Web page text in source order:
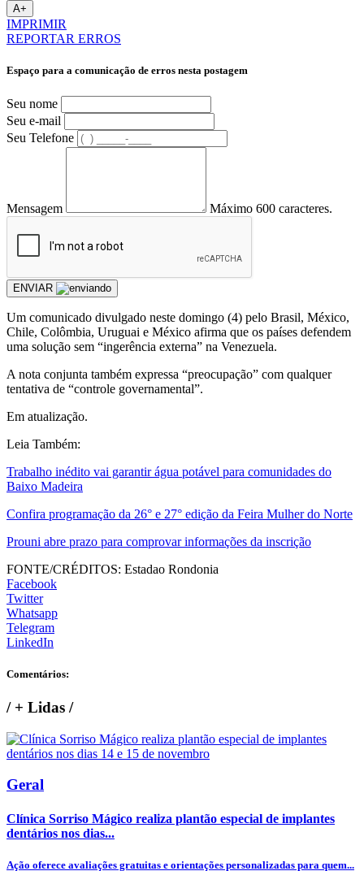
A+
IMPRIMIR
REPORTAR ERROS
Espaço para a comunicação de erros nesta postagem
Seu nome
Seu e-mail
Seu Telefone
Mensagem Máximo 600 caracteres.
ENVIAR
Um comunicado divulgado neste domingo (4) pelo Brasil, México,
Chile, Colômbia, Uruguai e México afirma que os países defendem
uma solução sem “ingerência externa” na Venezuela.
A nota conjunta também expressa “preocupação” com qualquer
tentativa de “controle governamental”.
Em atualização.
Leia Também:
Trabalho inédito vai garantir água potável para comunidades do
Baixo Madeira
Confira programação da 26° e 27° edição da Feira Mulher do Norte
Prouni abre prazo para comprovar informações da inscrição
FONTE/CRÉDITOS: Estadao Rondonia
Facebook
Twitter
Whatsapp
Telegram
LinkedIn
Comentários:
/+ Lidas /
Geral
Clínica Sorriso Mágico realiza plantão especial de implantes
dentários nos dias...
Ação oferece avaliações gratuitas e orientações personalizadas para quem...